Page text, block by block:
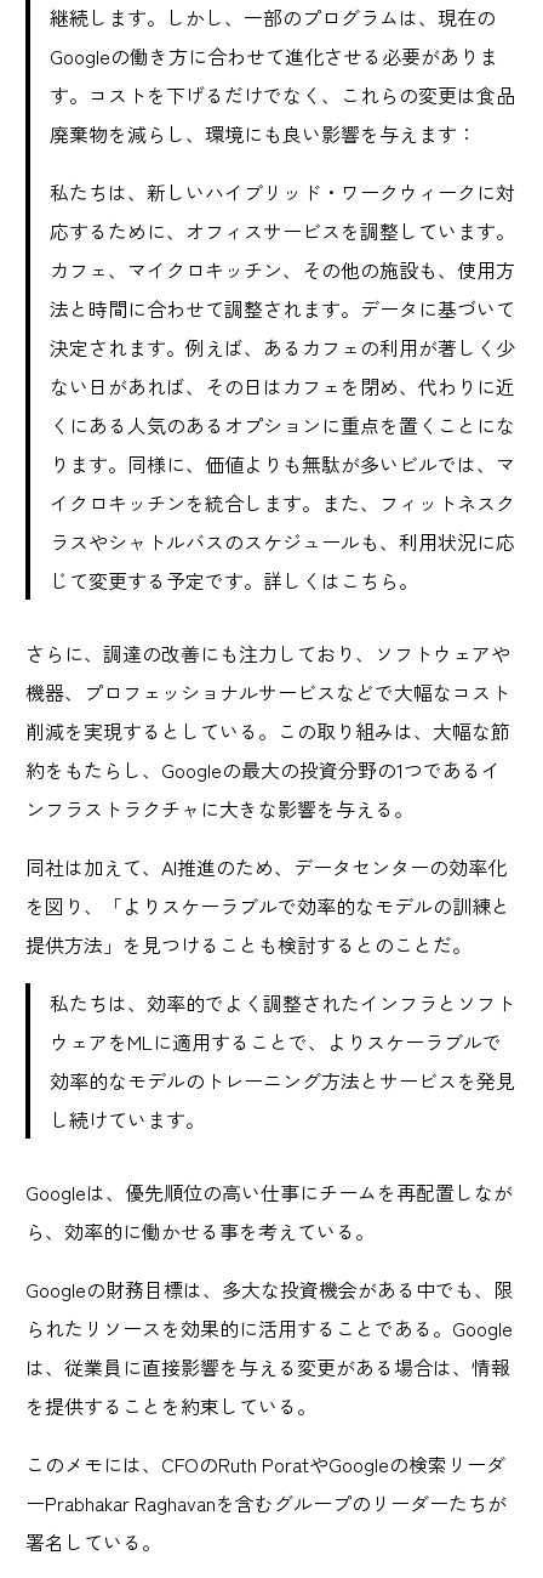
継続します。しかし、一部のプログラムは、現在の
Googleの働き方に合わせて進化させる必要がありま
す。コストを下げるだけでなく、これらの変更は食品
廃棄物を減らし、環境にも良い影響を与えます：
私たちは、新しいハイブリッド・ワークウィークに対
応するために、オフィスサービスを調整しています。
カフェ、マイクロキッチン、その他の施設も、使用方
法と時間に合わせて調整されます。データに基づいて
決定されます。例えば、あるカフェの利用が著しく少
ない日があれば、その日はカフェを閉め、代わりに近
くにある人気のあるオプションに重点を置くことにな
ります。同様に、価値よりも無駄が多いビルでは、マ
イクロキッチンを統合します。また、フィットネスク
ラスやシャトルバスのスケジュールも、利用状況に応
じて変更する予定です。詳しくはこちら。
さらに、調達の改善にも注力しており、ソフトウェアや
機器、プロフェッショナルサービスなどで大幅なコスト
削減を実現するとしている。この取り組みは、大幅な節
約をもたらし、Googleの最大の投資分野の1つであるイ
ンフラストラクチャに大きな影響を与える。
同社は加えて、AI推進のため、データセンターの効率化
を図り、「よりスケーラブルで効率的なモデルの訓練と
提供方法」を見つけることも検討するとのことだ。
私たちは、効率的でよく調整されたインフラとソフト
ウェアをMLに適用することで、よりスケーラブルで
効率的なモデルのトレーニング方法とサービスを発見
し続けています。
Googleは、優先順位の高い仕事にチームを再配置しなが
ら、効率的に働かせる事を考えている。
Googleの財務目標は、多大な投資機会がある中でも、限
られたリソースを効果的に活用することである。Google
は、従業員に直接影響を与える変更がある場合は、情報
を提供することを約束している。
このメモには、CFOのRuth PoratやGoogleの検索リーダ
ーPrabhakar Raghavanを含むグループのリーダーたちが
署名している。